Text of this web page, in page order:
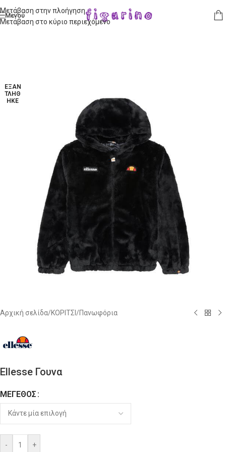
Μετάβαση στην πλοήγηση
Μετάβαση στο κύριο περιεχόμενο
Μενού
ΕΞΑΝ
ΤΛΉΘ
ΗΚΕ
Αρχική σελίδα/ΚΟΡΙΤΣΙ /Πανωφόρια
Ellesse Γουνα
ΜΈΓΕΘΟΣ
- +
Alternative: